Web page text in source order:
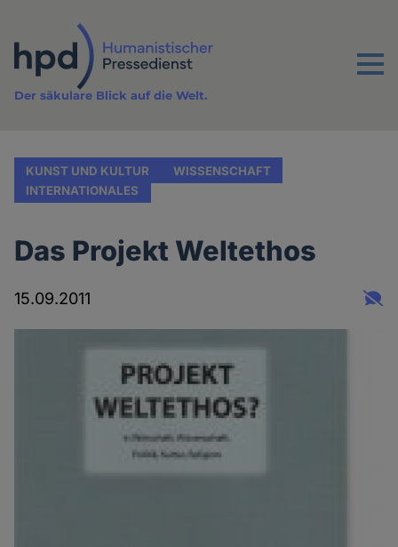
Inhalt
Menu
Der säkulare Blick auf die Welt.
KUNST UND KULTUR
WISSENSCHAFT
INTERNATIONALES
Das Projekt Weltethos
15.09.2011